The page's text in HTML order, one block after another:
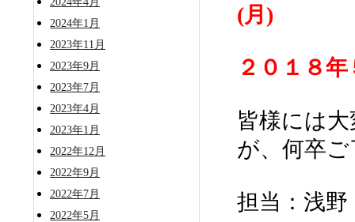
(月)
２０１８
皆様には
が、何卒
担当：浅野
2024年1月
2023年11月
2023年9月
2023年7月
2023年4月
2023年1月
2022年12月
2022年9月
2022年7月
2022年5月